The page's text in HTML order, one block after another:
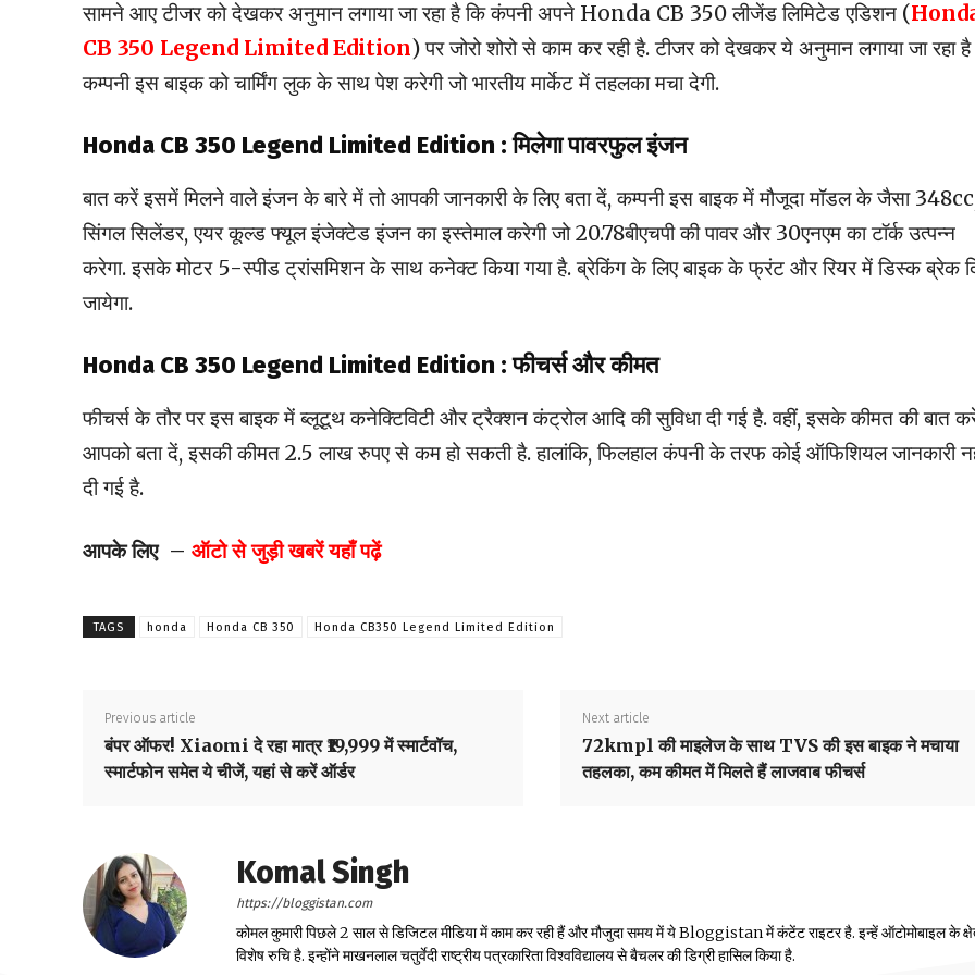
सामने आए टीजर को देखकर अनुमान लगाया जा रहा है कि कंपनी अपने Honda CB 350 लीजेंड लिमिटेड एडिशन (
CB 350 Legend Limited Edition) पर जोरो शोरो से काम कर रही है. टीजर को देखकर ये अनुमान लगाया जा रहा
कम्पनी इस बाइक को चार्मिंग लुक के साथ पेश करेगी जो भारतीय मार्केट में तहलका मचा देगी.
Honda CB 350 Legend Limited Edition : मिलेगा पावरफुल इंजन
बात करें इसमें मिलने वाले इंजन के बारे में तो आपकी जानकारी के लिए बता दें, कम्पनी इस बाइक में मौजूदा मॉडल के जैसा
सिंगल सिलेंडर, एयर कूल्ड फ्यूल इंजेक्टेड इंजन का इस्तेमाल करेगी जो 20.78बीएचपी की पावर और 30एनएम का टॉर्क उत्पन्न
करेगा. इसके मोटर 5-स्पीड ट्रांसमिशन के साथ कनेक्ट किया गया है. ब्रेकिंग के लिए बाइक के फ्रंट और रियर में डिस्क ब्रेक
जायेगा.
Honda CB 350 Legend Limited Edition : फीचर्स और कीमत
फीचर्स के तौर पर इस बाइक में ब्लूटूथ कनेक्टिविटी और ट्रैक्शन कंट्रोल आदि की सुविधा दी गई है. वहीं, इसके कीमत की बात
आपको बता दें, इसकी कीमत 2.5 लाख रुपए से कम हो सकती है. हालांकि, फिलहाल कंपनी के तरफ कोई ऑफिशियल जानकारी
दी गई है.
आपके लिए – ऑटो से जुड़ी खबरें यहाँ पढ़ें
TAGS honda Honda CB 350 Honda CB350 Legend Limited Edition
Previous article
बंपर ऑफर! Xiaomi दे रहा मात्र ₹19,999 में स्मार्टवॉच,
स्मार्टफोन समेत ये चीजें, यहां से करें ऑर्डर
Next article
72kmpl की माइलेज के साथ TVS की इस बाइक ने मचाया
तहलका, कम कीमत में मिलते हैं लाजवाब फीचर्स
Komal Singh
https://bloggistan.com
कोमल कुमारी पिछले 2 साल से डिजिटल मीडिया में काम कर रही हैं और मौजुदा समय में ये Bloggistan में कंटेंट राइटर है. इन्हें ऑटोमोबाइल के
विशेष रुचि है. इन्होंने माखनलाल चतुर्वेदी राष्ट्रीय पत्रकारिता विश्वविद्यालय से बैचलर की डिग्री हासिल किया है.